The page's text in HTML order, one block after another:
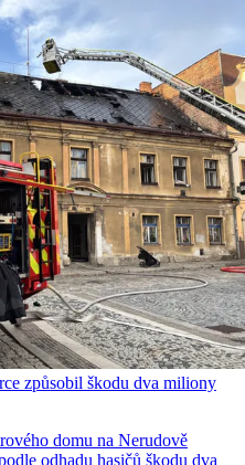
způsobil škodu dva miliony
domu na Nerudově
odhadu hasičů škodu dva